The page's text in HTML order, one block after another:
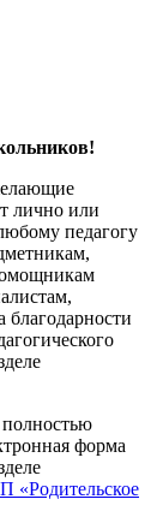
лично или
педагогу
благодарности
полностью
форма
«Родительское